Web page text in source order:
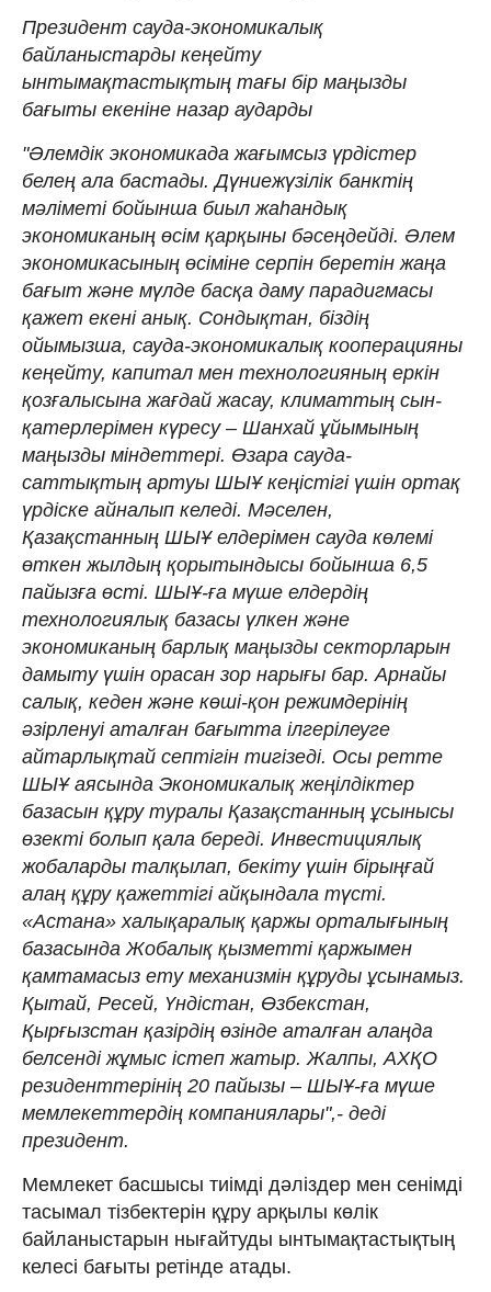
Президент сауда-экономикалық
байланыстарды кеңейту
ынтымақтастықтың тағы бір маңызды
бағыты екеніне назар аударды
"Әлемдік экономикада жағымсыз үрдістер
белең ала бастады. Дүниежүзілік банктің
мәліметі бойынша биыл жаһандық
экономиканың өсім қарқыны бәсеңдейді. Әлем
экономикасының өсіміне серпін беретін жаңа
бағыт және мүлде басқа даму парадигмасы
қажет екені анық. Сондықтан, біздің
ойымызша, сауда-экономикалық кооперацияны
кеңейту, капитал мен технологияның еркін
қозғалысына жағдай жасау, климаттың сын-
қатерлерімен күресу – Шанхай ұйымының
маңызды міндеттері. Өзара сауда-
саттықтың артуы ШЫҰ кеңістігі үшін ортақ
үрдіске айналып келеді. Мәселен,
Қазақстанның ШЫҰ елдерімен сауда көлемі
өткен жылдың қорытындысы бойынша 6,5
пайызға өсті. ШЫҰ-ға мүше елдердің
технологиялық базасы үлкен және
экономиканың барлық маңызды секторларын
дамыту үшін орасан зор нарығы бар. Арнайы
салық, кеден және көші-қон режимдерінің
әзірленуі аталған бағытта ілгерілеуге
айтарлықтай септігін тигізеді. Осы ретте
ШЫҰ аясында Экономикалық жеңілдіктер
базасын құру туралы Қазақстанның ұсынысы
өзекті болып қала береді. Инвестициялық
жобаларды талқылап, бекіту үшін бірыңғай
алаң құру қажеттігі айқындала түсті.
«Астана» халықаралық қаржы орталығының
базасында Жобалық қызметті қаржымен
қамтамасыз ету механизмін құруды ұсынамыз.
Қытай, Ресей, Үндістан, Өзбекстан,
Қырғызстан қазірдің өзінде аталған алаңда
белсенді жұмыс істеп жатыр. Жалпы, АХҚО
резиденттерінің 20 пайызы – ШЫҰ-ға мүше
мемлекеттердің компаниялары",- деді
президент.
Мемлекет басшысы тиімді дәліздер мен сенімді
тасымал тізбектерін құру арқылы көлік
байланыстарын нығайтуды ынтымақтастықтың
келесі бағыты ретінде атады.